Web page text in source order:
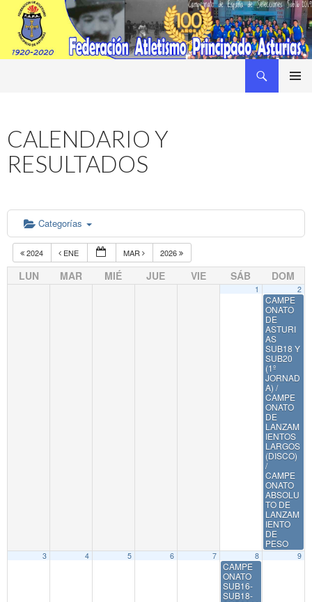
CALENDARIO Y
RESULTADOS
Categorías
2024 ENE MAR 2026
LUN MAR MIÉ JUE VIE SÁB DOM
1 2
CAMPE
ONATO
DE
ASTURI
AS
SUB18 Y
SUB20
(1º
JORNAD
A) /
CAMPE
ONATO
DE
LANZAM
IENTOS
LARGOS
(DISCO)
/
CAMPE
ONATO
ABSOLU
TO DE
LANZAM
IENTO
DE
PESO
3 4 5 6 7 8
CAMPE
ONATO
SUB16-
SUB18-
9